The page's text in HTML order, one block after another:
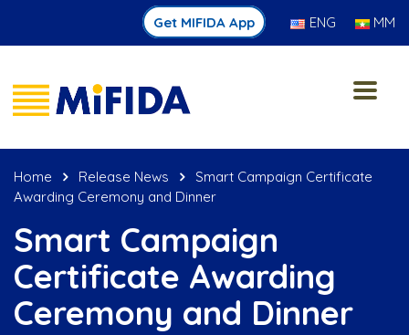
Get MIFIDA App ENG MM
Home Release News
Smart Campaign Certificate
Awarding Ceremony and Dinner
Smart Campaign
Certificate Awarding
Ceremony and Dinner